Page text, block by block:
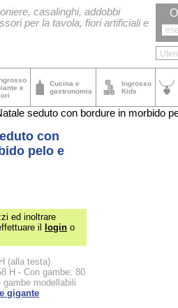
casalinghi, addobbi
per la tavola, fiori artificiali e
e
Cucina e
gastronomia
Ingrosso
Kids
seduto con bordure in morbido
con
pelo e
ed inoltrare
il
login o
(alla testa)
H - Con gambe: 80
gambe modellabili
gigante